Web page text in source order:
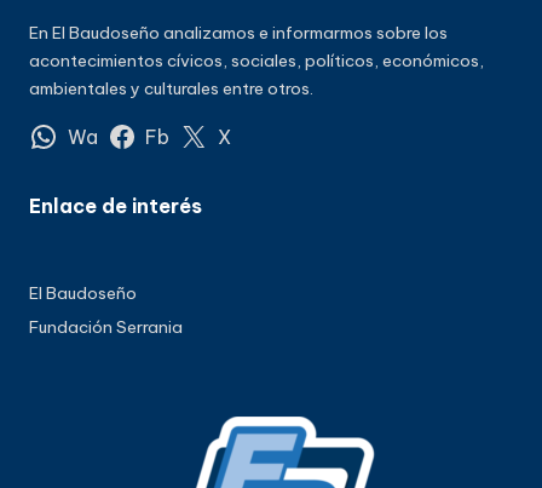
En El Baudoseño analizamos e informarmos sobre los
acontecimientos cívicos, sociales, políticos, económicos,
ambientales y culturales entre otros.
Wa Fb X
Enlace de interés
El Baudoseño
Fundación Serrania